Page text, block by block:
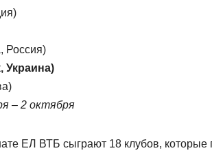
Россия)
Украина)
– 2 октября
ЕЛ ВТБ сыграют 18 клубов, которые